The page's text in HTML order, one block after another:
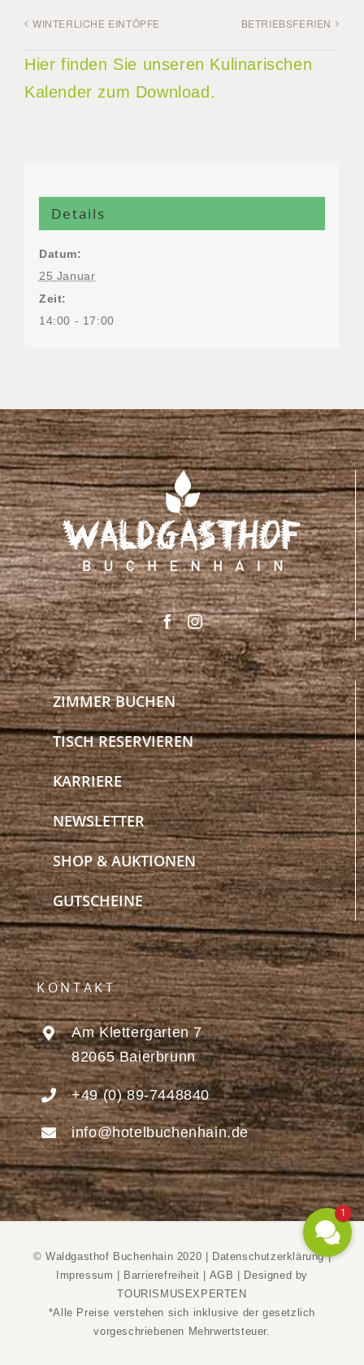
WINTERLICHE EINTÖPFE BETRIEBSFERIEN
Hier finden Sie unseren Kulinarischen
Kalender zum Download.
Details
Datum:
25 Januar
Zeit:
14:00 - 17:00
ZIMMER BUCHEN
TISCH RESERVIEREN
KARRIERE
NEWSLETTER
SHOP & AUKTIONEN
GUTSCHEINE
KONTAKT
Am Klettergarten 7
82065 Baierbrunn
+49 (0) 89-7448840
info@hotelbuchenhain.de
© Waldgasthof Buchenhain 2020 | Datenschutzerklärung|
Impressum
Barrierefreiheit AGB
Designed by
TOURISMUSEXPERTEN
*Alle Preise verstehen sich inklusive der gesetzlich
vorgeschriebenen Mehrwertsteuer.
1